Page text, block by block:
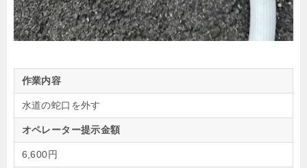
作業内容
水道の蛇口を外す
オペレーター提示金額
6,600円